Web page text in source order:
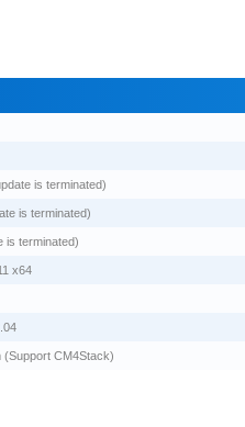
is terminated)
is terminated)
is terminated)
x64
(Support CM4Stack)